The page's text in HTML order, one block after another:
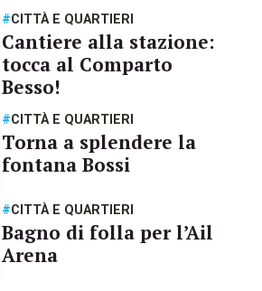
#CITTÀ E QUARTIERI
Cantiere alla stazione:
tocca al Comparto
Besso!
#CITTÀ E QUARTIERI
Torna a splendere la
fontana Bossi
#CITTÀ E QUARTIERI
Bagno di folla per l’Ail
Arena